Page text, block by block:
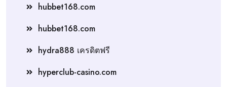
hubbet168.com
hubbet168.com
hydra888 เครดิตฟรี
hyperclub-casino.com